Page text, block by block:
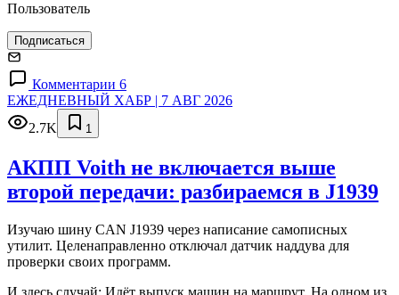
Пользователь
Подписаться
Комментарии 6
ЕЖЕДНЕВНЫЙ ХАБР | 7 АВГ 2026
2.7K
1
АКПП Voith не включается выше
второй передачи: разбираемся в J1939
Изучаю шину CAN J1939 через написание самописных
утилит. Целенаправленно отключал датчик наддува для
проверки своих программ.